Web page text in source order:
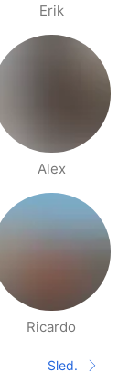
Erik
Alex
Ricardo
Sledeća
Sled.